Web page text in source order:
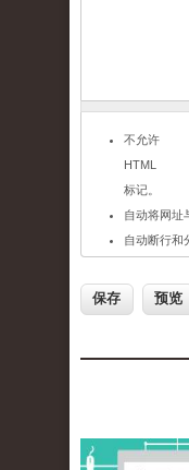
不允许
HTML
标记。
自动将网址
自动断行和